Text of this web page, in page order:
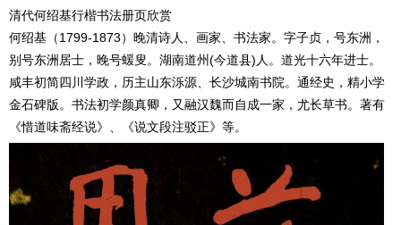
清代何绍基行楷书法册页欣赏
何绍基（1799-1873）晚清诗人、画家、书法家。字子贞，号东洲，
别号东洲居士，晚号蝯叟。湖南道州(今道县)人。道光十六年进士。
咸丰初简四川学政，历主山东泺源、长沙城南书院。通经史，精小学
金石碑版。书法初学颜真卿，又融汉魏而自成一家，尤长草书。著有
《惜道味斋经说》、《说文段注驳正》等。